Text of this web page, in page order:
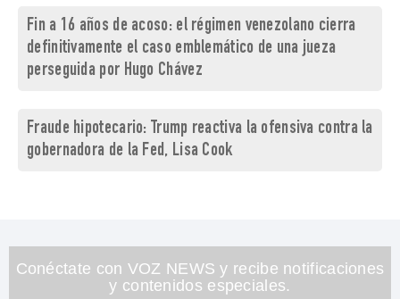
Fin a 16 años de acoso: el régimen venezolano cierra
definitivamente el caso emblemático de una jueza
perseguida por Hugo Chávez
Fraude hipotecario: Trump reactiva la ofensiva contra la
gobernadora de la Fed, Lisa Cook
Conéctate con VOZ NEWS y recibe notificaciones
y contenidos especiales.